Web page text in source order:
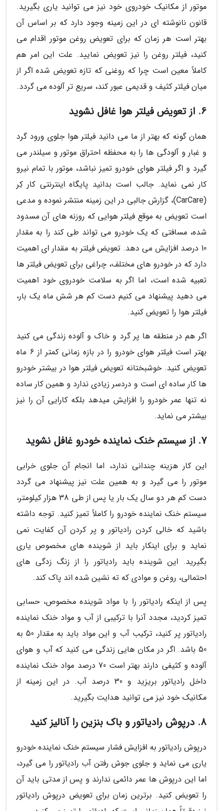
موتور از مکانیک خودروی خود نیز می توانید یاری بگیرید.
قانون نانوشته ای در این زمینه وجود دارد که بر اساس آن
بهتر است هر زمان که برای تعویض روغن موتور اقدام می
کنید، فیلتر روغن را نیز تعویض نمایید. علت این امر هم
کاملاً معین است چرا که روغنی که تازه تعویض شده اگر از
میان فیلتر کثیف و قدیمی عبور کند، سریع تر آلوده می گردد.
6. از تعویض فیلتر هوا غافل نشوید
همان گونه که بهتر از ما می دانید فیلتر هوا جلوی ورود گرد
و غبار و آلودگی ها را به محفظه احتراق موتور و سیلندر می
گیرد و اگر فیلتر هوای خودرو تمیز نباشد، موتور با تمام نیرو
کار نمی نماید. جالب است بدانید پایگاه اینترنتی کار کِر
(CarCare)، گزارش جالبی در این زمینه منتشر نموده و مدعی
است تعویض به موقع فیلتر هوایی که روزنه های آن مسدود
شده، مسافتی که یک خودرو می تواند طی کند را به مقدار
10 درصد افزایش می دهد. تعویض فیلتر به مقدار ای اهمیت
دارد که در خودرو های مختلف، چراغی برای تعویض فیلتر ها
تعبیه شده است، اما اگر به سلامت خودروی خود اهمیت
می دهید پیشنهاد می کنیم دست کم هر شش ماه یک بار،
فیلتر هوا را تعویض کنید.
اگر هم در منطقه ها پر گرد و خاک و آلوده زندگی می کنید
بهتر است فیلتر هوای خودرو را در بازه زمانی کمتر از 6 ماه
تعویض کنید. خوشبختانه تعویض فیلتر هوا در بیشتر خودرو
ها کار ساده ای است و دردسر زیادی ندارد و همین کار ساده
نه تنها عمر خودرو را افزایش میدهد بلکه کارایی آن را نیز
بیشتر می نماید.
7. از سیستم خنک نماینده خودرو غافل نشوید
این کار هزینه چندانی ندارد، اما انجام آن جلوی خرابی
موتور را می گیرد و به همین علت نیز پیشنهاد می گردد
دست کم هر دو سال یک بار یا پس از طی 38 هزار کیلومتر،
سیستم خنک نماینده خودرو را کاملاً تمیز کنید. توجه داشته
باشید که خالی کردن رادیاتور و پر کردن آن کفایت نمی
نماید و برای اینکار باید از شوینده های مخصوص یاری
بگیرید. این شوینده باید رادیاتور را از زنگ زدگی های
احتمالی، روغن و موادی که ته نشین شده اند پاک کند.
پس از اینکه رادیاتور را با مواد شوینده مخصوص، حسابی
تمیز کردید، مجدد آنرا با ترکیبی از آب و مواد خنک نماینده
رادیاتور پر کنید، ترکیب آب و این مواد باید به مقدار 50 به
50 باشد. اگر در مکان هایی زندگی می کنید که آب و هوای
آلوده و کثیفی دارند بهتر است 70 درصد مواد خنک نماینده
داخل رادیاتور بریزید و 30 درصد آب. در این زمینه از
مکانیک خود نیز می توانید هدایت بگیرید.
8. درپوش رادیاتور و باک بنزین را آنالیز کنید
درپوش رادیاتور به افزایش فشار سیستم خنک نماینده خودرو
یاری می نماید و جلوی جوش رفتن آب رادیاتور را می گیرد،
اما این درپوش ها عمر دائمی ندارند و پس از مدتی باید آن
را تعویض کنید. برترین زمان برای تعویض درپوش رادیاتور